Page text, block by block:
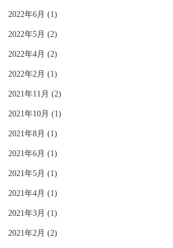
2022年6月 (1)
2022年5月 (2)
2022年4月 (2)
2022年2月 (1)
2021年11月 (2)
2021年10月 (1)
2021年8月 (1)
2021年6月 (1)
2021年5月 (1)
2021年4月 (1)
2021年3月 (1)
2021年2月 (2)